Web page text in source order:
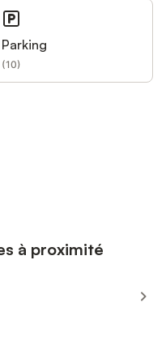
Parking
(10)
à proximité